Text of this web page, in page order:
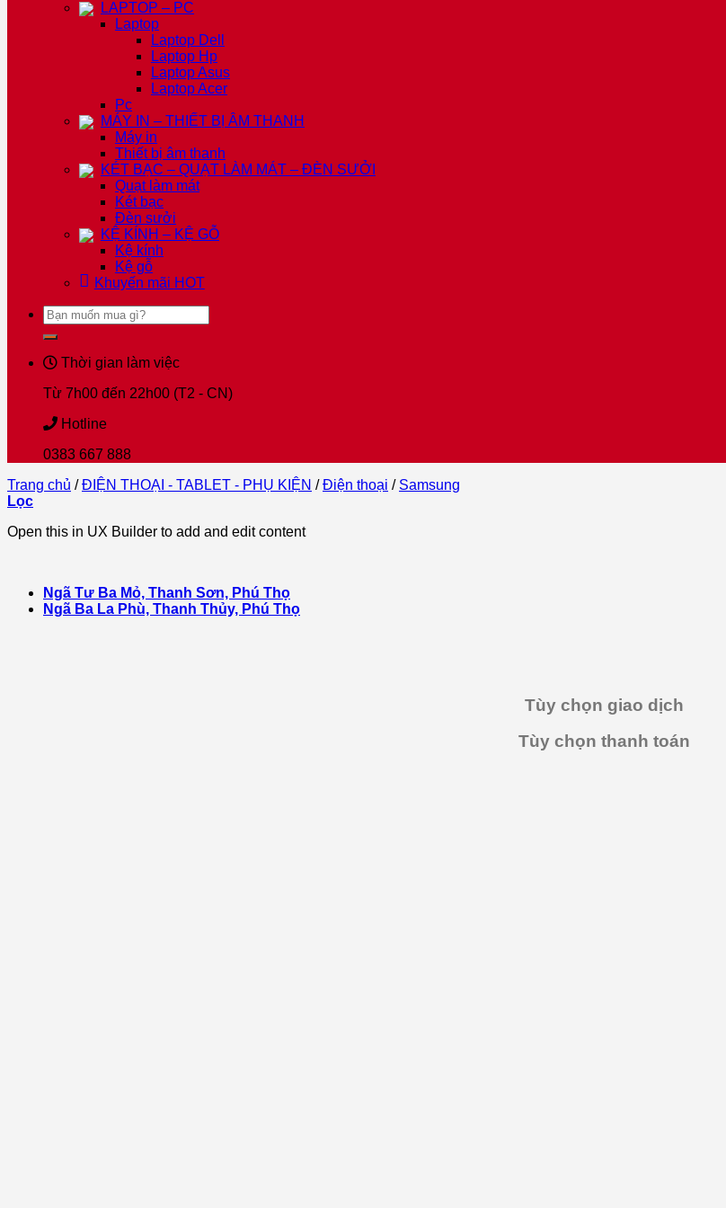
LAPTOP – PC
Laptop
Laptop Dell
Laptop Hp
Laptop Asus
Laptop Acer
Pc
MÁY IN – THIẾT BỊ ÂM THANH
Máy in
Thiết bị âm thanh
KÉT BẠC – QUẠT LÀM MÁT – ĐÈN SƯỞI
Quạt làm mát
Két bạc
Đèn sưởi
KỆ KÍNH – KỆ GỖ
Kệ kính
Kệ gỗ
Khuyến mãi HOT
Tìm
kiếm:
Thời gian làm việc
Từ 7h00 đến 22h00 (T2 - CN)
Hotline
0383 667 888
Trang chủ / ĐIỆN THOẠI - TABLET - PHỤ KIỆN / Điện thoại / Samsung
Lọc
Open this in UX Builder to add and edit content
Ngã Tư Ba Mỏ, Thanh Sơn, Phú Thọ
Ngã Ba La Phù, Thanh Thủy, Phú Thọ
Tùy chọn giao dịch
Tùy chọn thanh toán